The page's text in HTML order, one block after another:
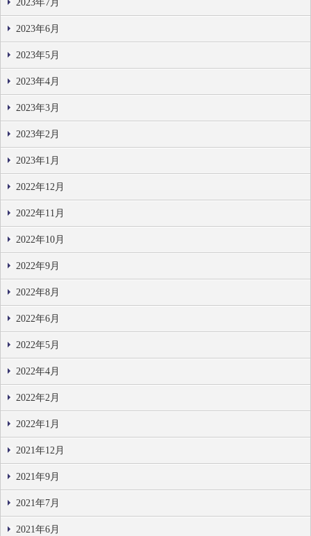
2023年7月
2023年6月
2023年5月
2023年4月
2023年3月
2023年2月
2023年1月
2022年12月
2022年11月
2022年10月
2022年9月
2022年8月
2022年6月
2022年5月
2022年4月
2022年2月
2022年1月
2021年12月
2021年9月
2021年7月
2021年6月